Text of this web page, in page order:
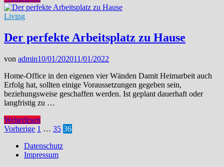
im
Kühlschrank:
sortierst
du
Living
Der perfekte Arbeitsplatz zu Hause
von admin10/01/202011/01/2022
Home-Office in den eigenen vier Wänden Damit Heimarbeit auch
Erfolg hat, sollten einige Voraussetzungen gegeben sein,
beziehungsweise geschaffen werden. Ist geplant dauerhaft oder
langfristig zu …
Der
perfekte
Hause
Weiterlesen
Seitennummerierung
der
Beiträge
Vorherige 1 … 35 36
Datenschutz
Impressum